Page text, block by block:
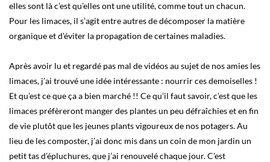
elles sont là c’est qu’elles ont une utilité, comme tout un chacun.
Pour les limaces, il s’agit entre autres de décomposer la matière
organique et d’éviter la propagation de certaines maladies.
Après avoir lu et regardé pas mal de vidéos au sujet de nos amies les
limaces, j’ai trouvé une idée intéressante : nourrir ces demoiselles !
Et qu’est ce que ça a bien marché !! Ce qu’il faut savoir, c’est que les
limaces préfèreront manger des plantes un peu défraîchies et en fin
de vie plutôt que les jeunes plants vigoureux de nos potagers. Au
lieu de les composter, j’ai donc mis dans un coin de mon jardin un
petit tas d’épluchures, que j’ai renouvelé chaque jour. C’est